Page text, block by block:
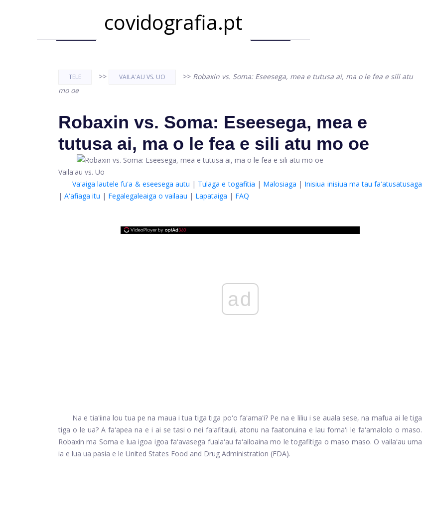
covidografia.pt
TELE >> VAILAʻAU VS. UO >> Robaxin vs. Soma: Eseesega, mea e tutusa ai, ma o le fea e sili atu
mo oe
Robaxin vs. Soma: Eseesega, mea e
tutusa ai, ma o le fea e sili atu mo oe
Vailaʻau vs. Uo
Vaʻaiga lautele fuʻa & eseesega autu | Tulaga e togafitia | Malosiaga | Inisiua inisiua ma tau faʻatusatusaga
| Aʻafiaga itu | Fegalegaleaiga o vailaau | Lapataiga | FAQ
ad
Na e tiaʻiina lou tua pe na maua i tua tiga tiga poʻo faʻamaʻi? Pe na e liliu i se auala sese, na mafua ai le tiga
tiga o le ua? A faʻapea na e i ai se tasi o nei faʻafitauli, atonu na faatonuina e lau fomaʻi le faʻamalolo o maso.
Robaxin ma Soma e lua igoa igoa faʻavasega fualaʻau faʻailoaina mo le togafitiga o maso maso. O vailaʻau uma
ia e lua ua pasia e le United States Food and Drug Administration (FDA).